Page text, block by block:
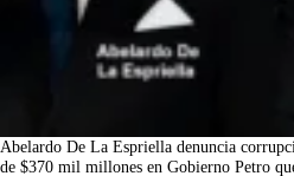
Abelardo De La Espriella denuncia
de $370 mil millones en Gobierno Petro